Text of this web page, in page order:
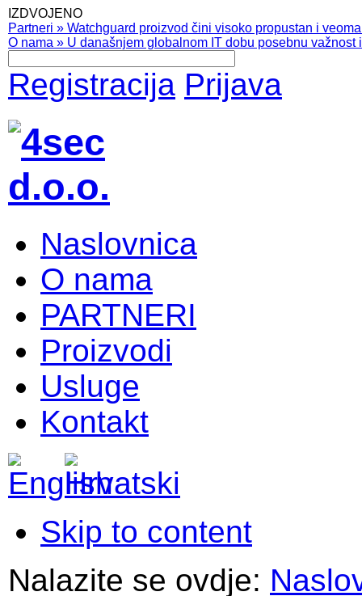
IZDVOJENO
Partneri » Watchguard proizvod čini visoko propustan i
O nama » U današnjem globalnom IT dobu posebnu
Registracija Prijava
Naslovnica
O nama
PARTNERI
Proizvodi
Usluge
Kontakt
Skip to content
Nalazite se ovdje: